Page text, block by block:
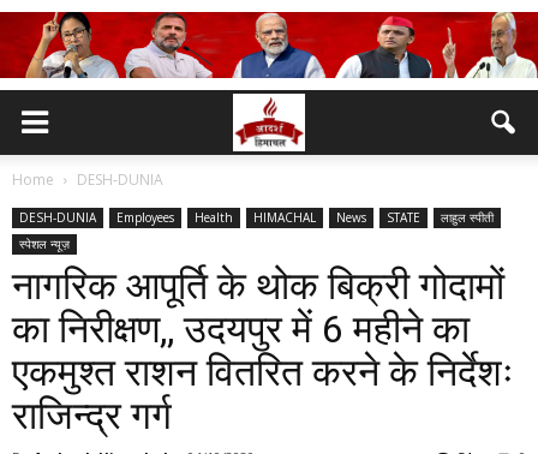
Home DESH-DUNIA
DESH-DUNIA Employees Health HIMACHAL News STATE
लाहुल स्पीती
स्पेशल न्यूज़
नागरिक आपूर्ति के थोक बिक्री गोदामों
का निरीक्षण,, उदयपुर में 6 महीने का
एकमुश्त राशन वितरित करने के निर्देशः
राजिन्द्र गर्ग